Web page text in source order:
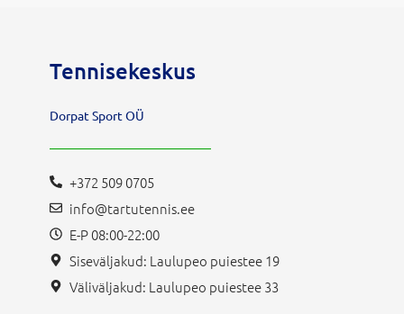
Tennisekeskus
Dorpat Sport OÜ
+372 509 0705
info@tartutennis.ee
E-P 08:00-22:00
Siseväljakud: Laulupeo puiestee 19
Väliväljakud: Laulupeo puiestee 33